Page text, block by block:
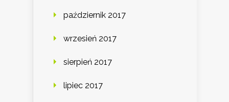
październik 2017
wrzesień 2017
sierpień 2017
lipiec 2017